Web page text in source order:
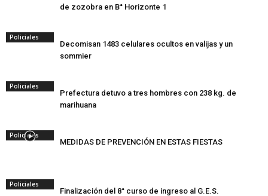
de zozobra en B° Horizonte 1
Policiales
Decomisan 1483 celulares ocultos en valijas y un
sommier
Policiales
Prefectura detuvo a tres hombres con 238 kg. de
marihuana
Policiales
MEDIDAS DE PREVENCIÓN EN ESTAS FIESTAS
Policiales
Finalización del 8° curso de ingreso al G.E.S.